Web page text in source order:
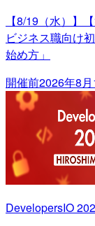
【8/19（水）】
ビジネス職向け
始め方」
開催前2026年8
DevelopersIO